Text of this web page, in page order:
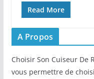
Read More
A Propos
Choisir Son Cuiseur De
vous permettre de